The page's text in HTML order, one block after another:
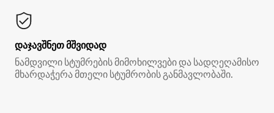
დაჯავშნეთ მშვიდად
ნამდვილი სტუმრების მიმოხილვები და სადღეღამისო
მხარდაჭერა მთელი სტუმრობის განმავლობაში.